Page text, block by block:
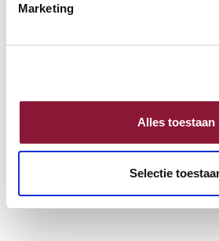
Marketing
Alles toestaan
Selectie